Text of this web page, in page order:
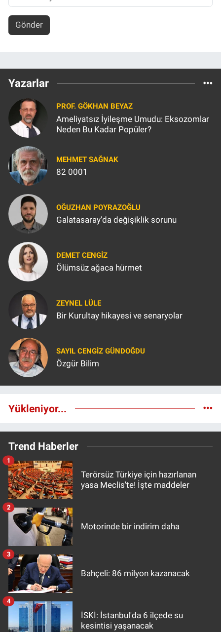
Gönder
Yazarlar
PROF. GÖKHAN BEYAZ
Ameliyatsız İyileşme Umudu: Eksozomlar
Neden Bu Kadar Popüler?
MEHMET SAĞNAK
82 0001
OĞUZHAN POYRAZOĞLU
Galatasaray'da değişiklik sorunu
DEMET CENGIZ
Ölümsüz ağaca hürmet
ZEYNEL LÜLE
Bir Kurultay hikayesi ve senaryolar
SAYIL CENGIZ GÜNDOĞDU
Özgür Bilim
Yükleniyor...
Trend Haberler
Terörsüz Türkiye için hazırlanan
yasa Meclis'te! İşte maddeler
1
Motorinde bir indirim daha
2
Bahçeli: 86 milyon kazanacak
3
İSKİ: İstanbul'da 6 ilçede su
kesintisi yaşanacak
4